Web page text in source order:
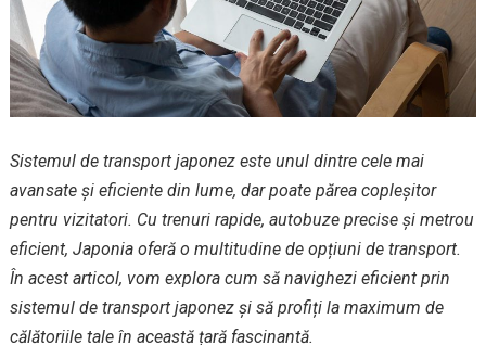
Sistemul de transport japonez este unul dintre cele mai
avansate și eficiente din lume, dar poate părea copleșitor
pentru vizitatori. Cu trenuri rapide, autobuze precise și metrou
eficient, Japonia oferă o multitudine de opțiuni de transport.
În acest articol, vom explora cum să navighezi eficient prin
sistemul de transport japonez și să profiți la maximum de
călătoriile tale în această țară fascinantă.